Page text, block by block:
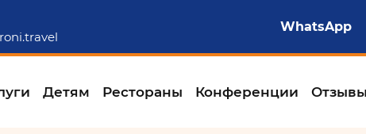
WhatsApp
Детям Рестораны Конференции Отзывы